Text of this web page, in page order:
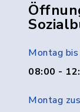
Montag
08:00 -
Montag